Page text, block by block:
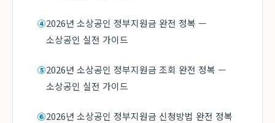
④2026년 소상공인 정부지원금 완전 정복 —
소상공인 실전 가이드
⑤2026년 소상공인 정부지원금 조회 완전 정복 —
소상공인 실전 가이드
⑥2026년 소상공인 정부지원금 신청방법 완전 정복